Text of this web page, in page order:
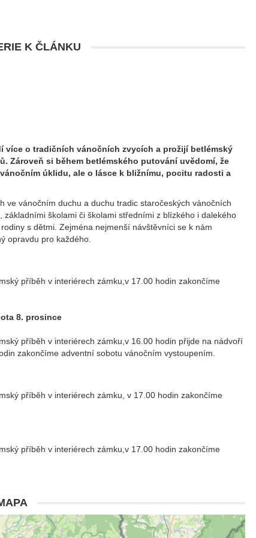
K ČLÁNKU
více o tradičních vánočních zvycích a prožijí betlémský
Zároveň si během betlémského putování uvědomí, že
úklidu, ale o lásce k bližnímu, pocitu radosti a
ve vánočním duchu a duchu tradic staročeských vánočních
školami či školami středními z blízkého i dalekého
s dětmi. Zejména nejmenší návštěvníci se k nám
opravdu pro každého.
příběh v interiérech zámku,v 17.00 hodin zakončíme
8. prosince
příběh v interiérech zámku,v 16.00 hodin přijde na nádvoří
zakončíme adventní sobotu vánočním vystoupením.
příběh v interiérech zámku, v 17.00 hodin zakončíme
příběh v interiérech zámku,v 17.00 hodin zakončíme